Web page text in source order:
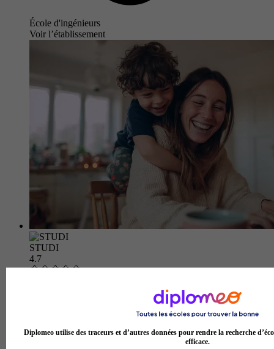
École d'ingénieurs
Voir l’établissement
STUDI
4.7
Diplomeo utilise des traceurs et d’autres données pour rendre la recherche
efficace.